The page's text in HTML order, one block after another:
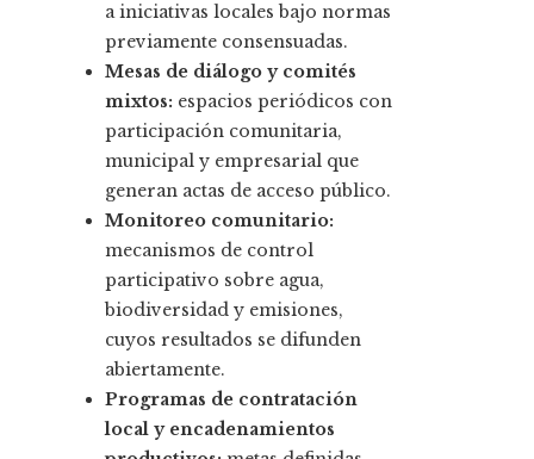
a iniciativas locales bajo normas
previamente consensuadas.
Mesas de diálogo y comités
mixtos: espacios periódicos con
participación comunitaria,
municipal y empresarial que
generan actas de acceso público.
Monitoreo comunitario:
mecanismos de control
participativo sobre agua,
biodiversidad y emisiones,
cuyos resultados se difunden
abiertamente.
Programas de contratación
local y encadenamientos